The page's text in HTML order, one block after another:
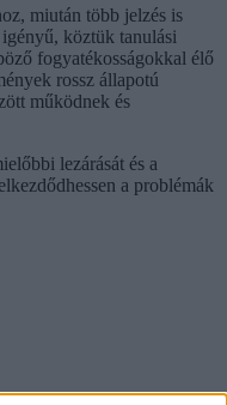
miután több jelzés is
köztük tanulási
fogyatékosságokkal élő
rossz állapotú
működnek és
lezárását és a
a problémák